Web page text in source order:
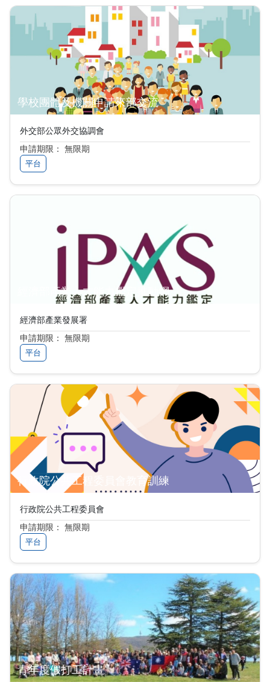
學校團體及機關申請來部交流
外交部公眾外交協調會
申請期限： 無限期
平台
經濟部產業人才能力鑑定推動網
經濟部產業發展署
申請期限： 無限期
平台
行政院公共工程委員會教育訓練
行政院公共工程委員會
申請期限： 無限期
平台
青年度假打工計畫